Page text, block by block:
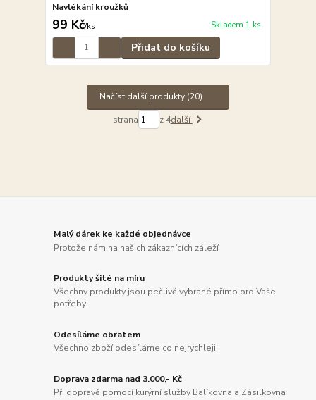
Navlékání kroužků
99 Kč/ks Skladem 1 ks
Přidat do košíku
Načíst další produkty (20)
strana z 4další
Malý dárek ke každé objednávce
Protože nám na našich zákaznících záleží
Produkty šité na míru
Všechny produkty jsou pečlivě vybrané přímo pro Vaše
potřeby
Odesíláme obratem
Všechno zboží odesíláme co nejrychleji
Doprava zdarma nad 3.000,- Kč
Při dopravě pomocí kurýrní služby Balíkovna a Zásilkovna